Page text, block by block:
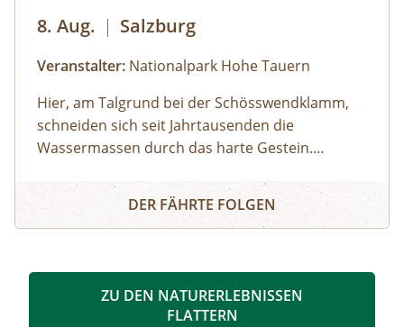
8. Aug. | Salzburg
Veranstalter: Nationalpark Hohe Tauern
Hier, am Talgrund bei der Schösswendklamm,
schneiden sich seit Jahrtausenden die
Wassermassen durch das harte Gestein.
Kolke und kleine Wasserfälle entstanden. Der
Klamm folgend geht es weiter bis zum Hintersee
mit Blick über den Talschluss mit seinen
Schösswendklamm und Hintersee
DER FÄHRTE FOLGEN
ZU DEN NATURERLEBNISSEN
FLATTERN